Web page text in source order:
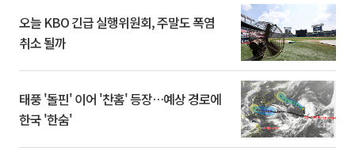
오늘 KBO 긴급 실행위원회, 주말도 폭염
취소 될까
태풍 '돌핀' 이어 '찬홈' 등장…예상 경로에
한국 '한숨'